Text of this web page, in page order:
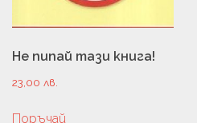
Не пипай тази книга!
23,00 лв.
Поръчай